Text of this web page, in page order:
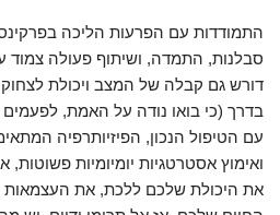
התמודדות עם הפרעות הליכה
סבלנות, התמדה, ושיתוף פעולה צמוד
דורש גם קבלה של המצב ויכולת
בדרך (כי בואו נודה על האמת, לפעמים
עם הטיפול הנכון, הפיזיותרפיה
ואימוץ אסטרטגיות יומיומיות
את היכולת שלכם ללכת, את העצמאות